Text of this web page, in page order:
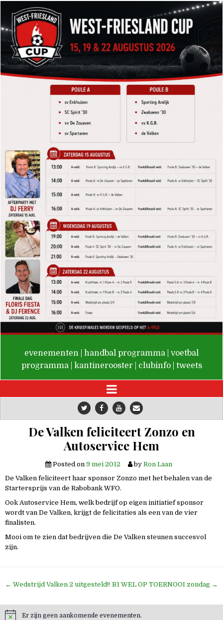
De Valken
evenementen handbal programma
voetbal
programma
kantinerooster clubinfo tweets
De Valken feliciteert Zonzo en
Autoservice Hem
Posted on 9 mei 2012 by Ron Laan
De Valken feliciteert haar sponsor Zonzo met het behalen van de
Startersprijs van de Rabobank WFO.
Ook Autoservice Hem, welk bedrijf op eigen initiatief sponsor
wordt van De Valken, krijgt de felicitaties als een van de vier
finalisten.
Mooi om te zien dat bedrijven die De Valken steunen succesvol
zijn.
Bericht
← Wedstrijd Valken 2 uitgesteld!! B1 WEL OP TOERNOOI zondag →
Er zijn geen aankomende evenementen.